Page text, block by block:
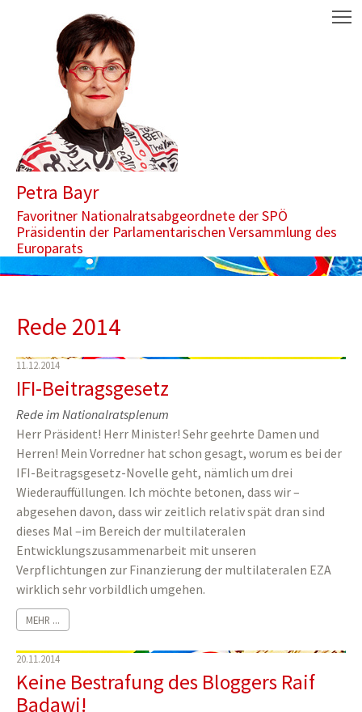
Petra Bayr
Favoritner Nationalratsabgeordnete der SPÖ
Präsidentin der Parlamentarischen Versammlung des
Europarats
Rede 2014
11.12.2014
IFI-Beitragsgesetz
Rede im Nationalratsplenum
Herr Präsident! Herr Minister! Sehr geehrte Damen und
Herren! Mein Vorredner hat schon gesagt, worum es bei der
IFI-Beitragsgesetz-Novelle geht, nämlich um drei
Wiederauffüllungen. Ich möchte betonen, dass wir –
abgesehen davon, dass wir zeitlich relativ spät dran sind
dieses Mal –im Bereich der multilateralen
Entwicklungszusammenarbeit mit unseren
Verpflichtungen zur Finanzierung der multilateralen EZA
wirklich sehr vorbildlich umgehen.
MEHR ...
20.11.2014
Keine Bestrafung des Bloggers Raif
Badawi!